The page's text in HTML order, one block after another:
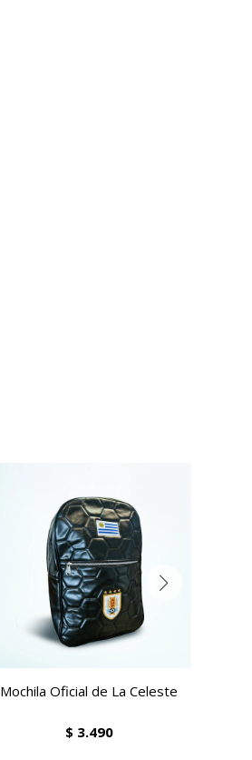
Mochila Oficial de La Celeste
$ 3.490